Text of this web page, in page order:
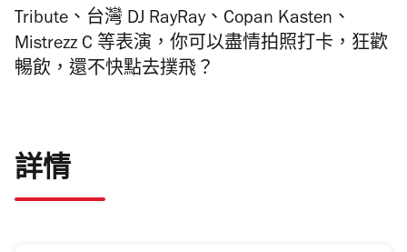
Tribute、台灣 DJ RayRay、Copan Kasten、
Mistrezz C 等表演，你可以盡情拍照打卡，狂歡
暢飲，還不快點去撲飛？
詳情